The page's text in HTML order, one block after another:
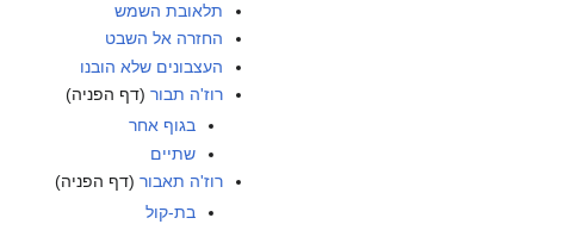
תלאובת השמש
החזרה אל השבט
העצבונים שלא הובנו
רוז'ה תבור (דף הפניה)
בגוף אחר
שתיים
רוז'ה תאבור (דף הפניה)
בת-קול